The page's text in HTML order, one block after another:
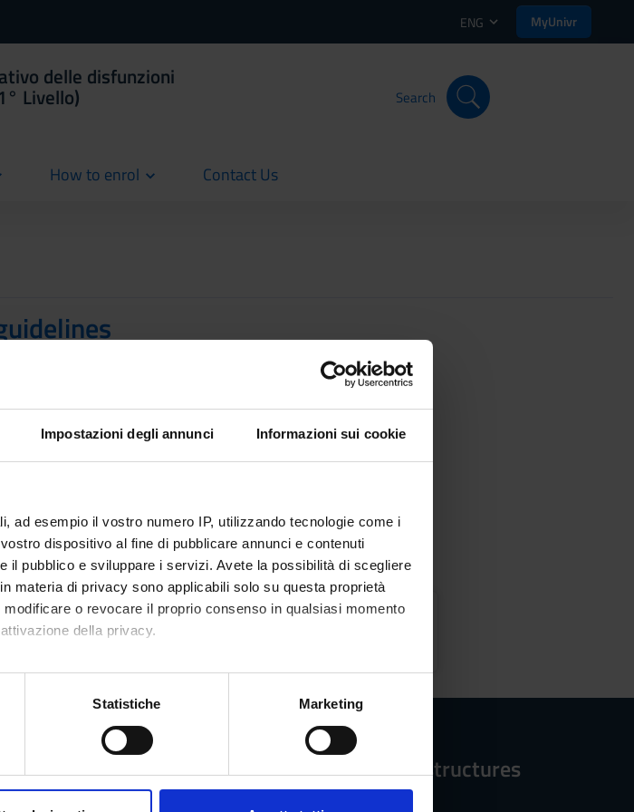
Impostazioni degli annunci Informazioni sui cookie
ad esempio il vostro numero IP, utilizzando tecnologie come i
dispositivo al fine di pubblicare annunci e contenuti
il pubblico e sviluppare i servizi. Avete la possibilità di scegliere
materia di privacy sono applicabili solo su questa proprietà
o revocare il proprio consenso in qualsiasi momento
della privacy.
con un'approssimazione di qualche metro,
Dichiarazione sui cookie.
Statistiche Marketing
ENG MyUnivr
delle disfunzioni
Livello) Search
How to enrol Contact Us
current
Code of ethics
Link
Services and Faq Reference structures